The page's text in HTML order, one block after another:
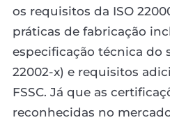
os requisitos da ISO
práticas de fabricação
especificação técnica do
22002-x) e requisitos
FSSC. Já que as
reconhecidas no